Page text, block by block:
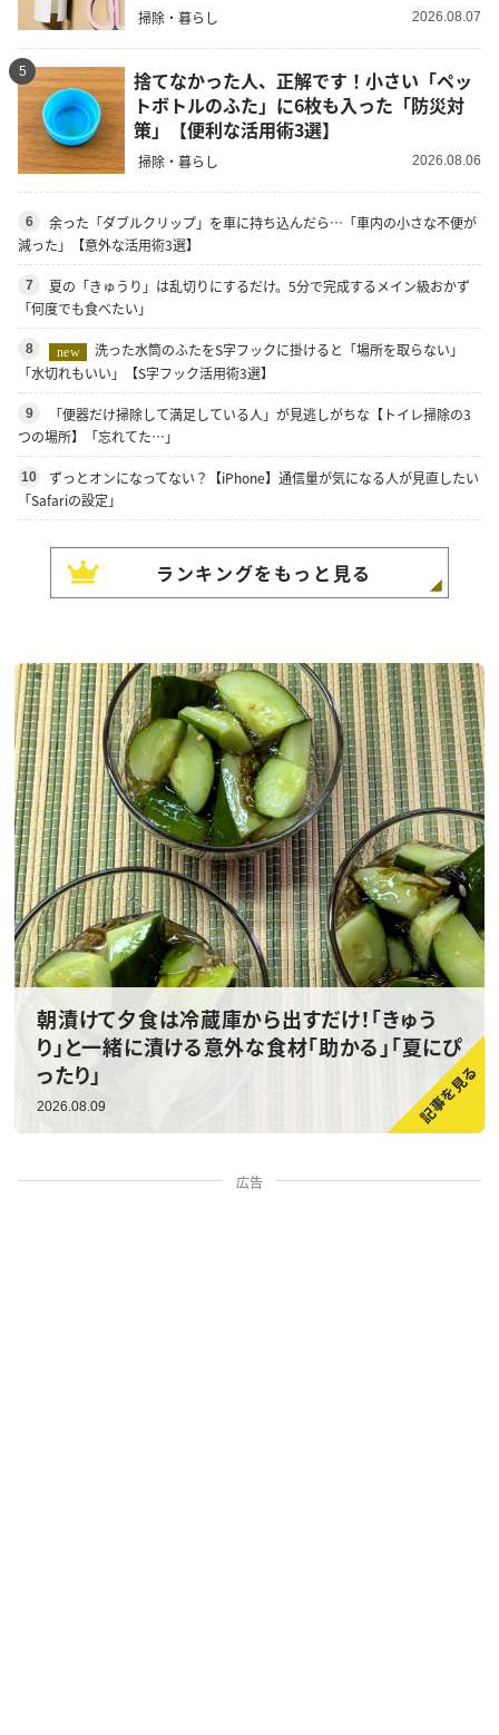
掃除・暮らし 2026.08.07
5
捨てなかった人、正解です！小さい「ペッ
トボトルのふた」に6枚も入った「防災対
策」【便利な活用術3選】
掃除・暮らし 2026.08.06
6
余った「ダブルクリップ」を車に持ち込んだら…「車内の小さな不便が
減った」【意外な活用術3選】
7
夏の「きゅうり」は乱切りにするだけ。5分で完成するメイン級おかず
「何度でも食べたい」
8 new
洗った水筒のふたをS字フックに掛けると「場所を取らない」
「水切れもいい」【S字フック活用術3選】
9
「便器だけ掃除して満足している人」が見逃しがちな【トイレ掃除の3
つの場所】「忘れてた…」
10
ずっとオンになってない？【iPhone】通信量が気になる人が見直したい
「Safariの設定」
ランキングをもっと見る
朝漬けて夕食は冷蔵庫から出すだけ！「きゅう
り」と一緒に漬ける意外な食材「助かる」「夏にぴ
ったり」
2026.08.09
広告